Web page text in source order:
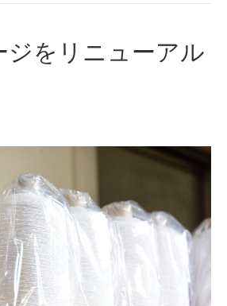
ジをリニューアル